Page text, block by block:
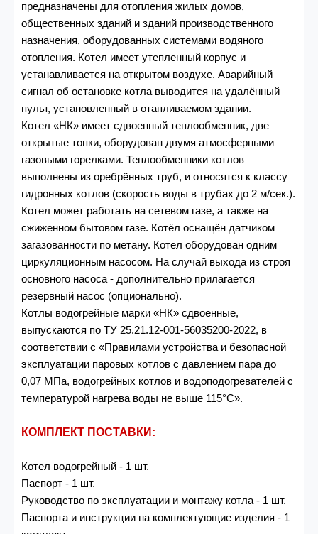
предназначены для отопления жилых домов,
общественных зданий и зданий производственного
назначения, оборудованных системами водяного
отопления. Котел имеет утепленный корпус и
устанавливается на открытом воздухе. Аварийный
сигнал об остановке котла выводится на удалённый
пульт, установленный в отапливаемом здании.
Котел «НК» имеет сдвоенный теплообменник, две
открытые топки, оборудован двумя атмосферными
газовыми горелками. Теплообменники котлов
выполнены из оребрённых труб, и относятся к классу
гидронных котлов (скорость воды в трубах до 2 м/сек.).
Котел может работать на сетевом газе, а также на
сжиженном бытовом газе. Котёл оснащён датчиком
загазованности по метану. Котел оборудован одним
циркуляционным насосом. На случай выхода из строя
основного насоса - дополнительно прилагается
резервный насос (опционально).
Котлы водогрейные марки «НК» сдвоенные,
выпускаются по ТУ 25.21.12-001-56035200-2022, в
соответствии с «Правилами устройства и безопасной
эксплуатации паровых котлов с давлением пара до
0,07 МПа, водогрейных котлов и водоподогревателей с
температурой нагрева воды не выше 115°С».
КОМПЛЕКТ ПОСТАВКИ:
Котел водогрейный - 1 шт.
Паспорт - 1 шт.
Руководство по эксплуатации и монтажу котла - 1 шт.
Паспорта и инструкции на комплектующие изделия - 1